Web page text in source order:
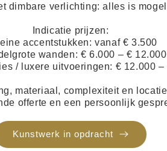
dimbare verlichting: alles is
Indicatie prijzen:
accentstukken: vanaf € 3.500
wanden: € 6.000 – € 12.000
/ luxere uitvoeringen: € 12.000 –
materiaal, complexiteit en
offerte en een persoonlijk
Kunstwerk in opdracht